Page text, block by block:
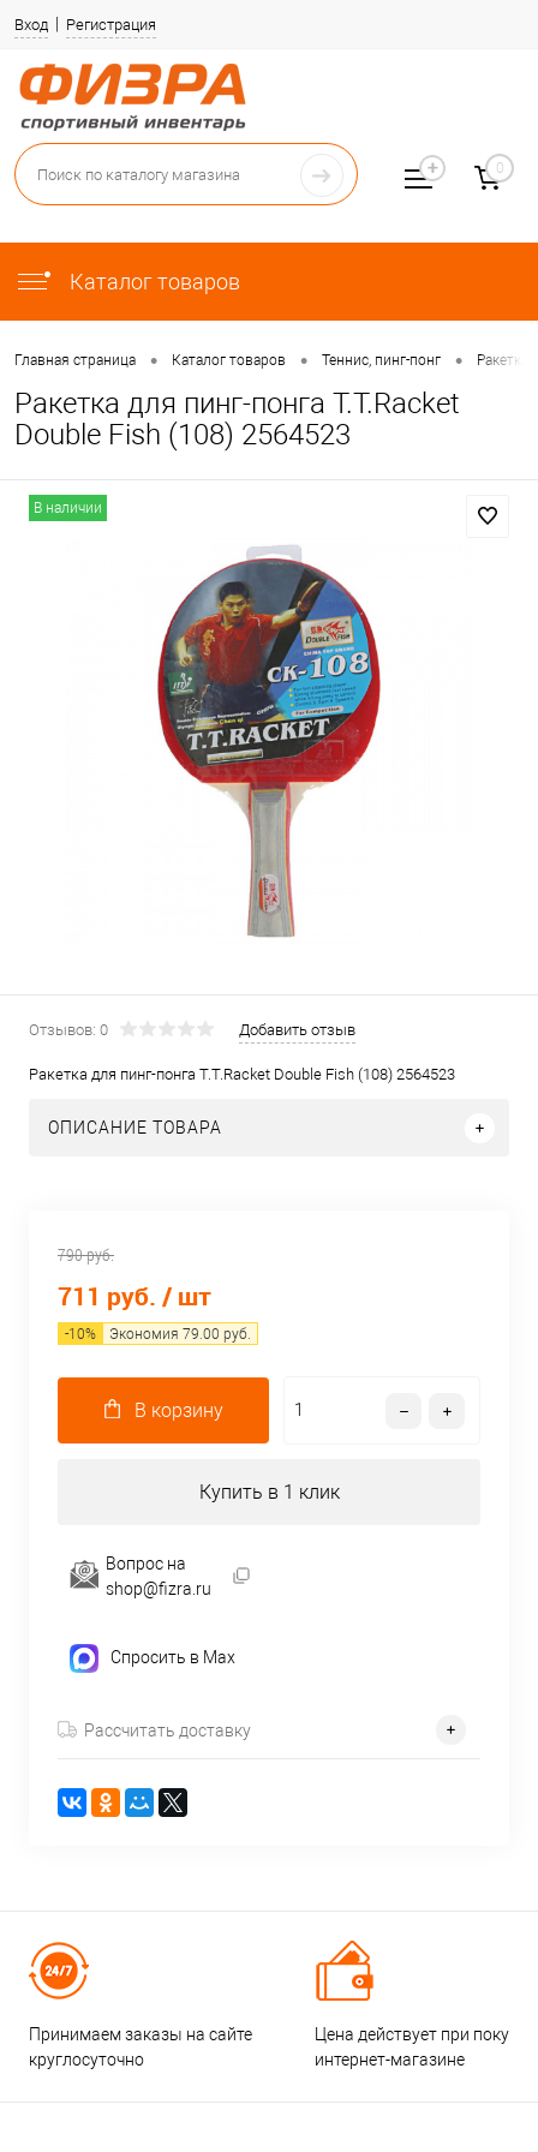
Вход Регистрация
Каталог товаров
0
Главная страница • Каталог товаров • Теннис, пинг-понг • Ракетки
Ракетка для пинг-понга T.T.Racket
Double Fish (108) 2564523
В наличии
Отзывов: 0 Добавить отзыв
Ракетка для пинг-понга T.T.Racket Double Fish (108) 2564523
ОПИСАНИЕ ТОВАРА
790 руб.
711 руб. / шт
-10% Экономия 79.00 руб.
В корзину
Купить в 1 клик
Вопрос на
shop@fizra.ru
Спросить в Max
Рассчитать доставку
Принимаем заказы на сайте
круглосуточно
Цена действует при
интернет-магазине